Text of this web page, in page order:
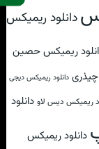
دانلود ریمیکس
ریمیکس حصین
دانلود ریمیکس دیجی
ریمیکس دیس لاو دانلود
دانلود ریمیکس